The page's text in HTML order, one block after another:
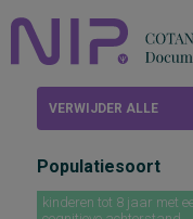
VERWIJDER ALLE
Populatiesoort
kinderen tot 8 jaar met